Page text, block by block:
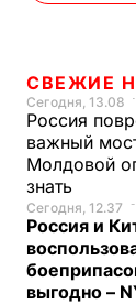
СВЕЖИЕ
Сегодня, 13.08
Россия
важный
Молдовой
знать
Сегодня, 12.37
Россия и
выгодно –